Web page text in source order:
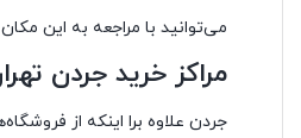
می‌توانید با مراجعه به این
مراکز خرید جردن
جردن علاوه برا اینکه از